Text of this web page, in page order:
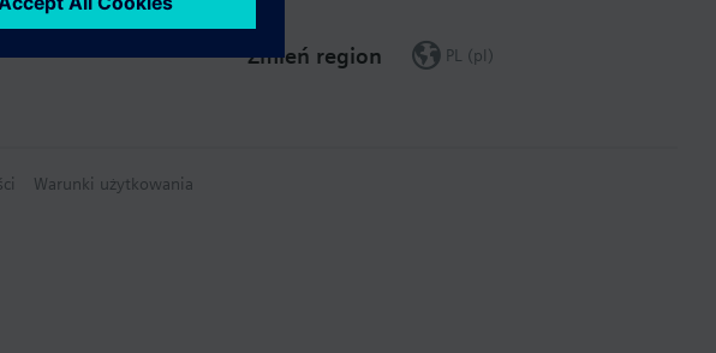
Zmień region PL (pl)
Warunki użytkowania